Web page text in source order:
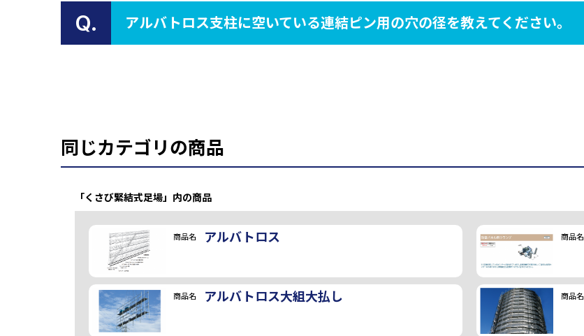
Q. アルバトロス支柱に空いている連結ピン用の穴の径を教えてください。
同じカテゴリの商品
「くさび緊結式足場」内の商品
商品名 アルバトロス 商品名
商品名 アルバトロス大組大払し 商品名